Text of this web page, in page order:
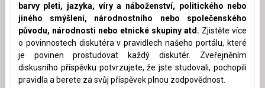
barvy pleti, jazyka, víry a náboženství, politického nebo
jiného smýšlení, národnostního nebo společenského
původu, národnosti nebo etnické skupiny atd. Zjistěte více
o povinnostech diskutéra v pravidlech našeho portálu, které
je povinen prostudovat každý diskutér. Zveřejněním
diskusního příspěvku potvrzujete, že jste studovali, pochopili
pravidla a berete za svůj příspěvek plnou zodpovědnost.